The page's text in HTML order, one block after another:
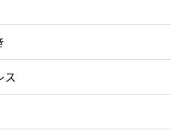
ス